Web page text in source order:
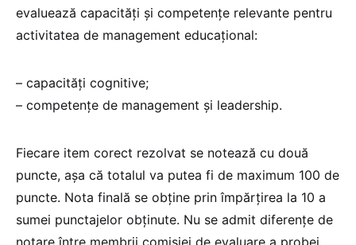
evaluează capacități și competențe relevante pentru
activitatea de management educațional:
– capacități cognitive;
– competențe de management și leadership.
Fiecare item corect rezolvat se notează cu două
puncte, așa că totalul va putea fi de maximum 100 de
puncte. Nota finală se obține prin împărțirea la 10 a
sumei punctajelor obținute. Nu se admit diferențe de